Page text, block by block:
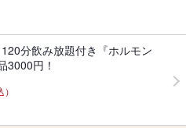
120分飲み放題付き『ホルモン
3000円！